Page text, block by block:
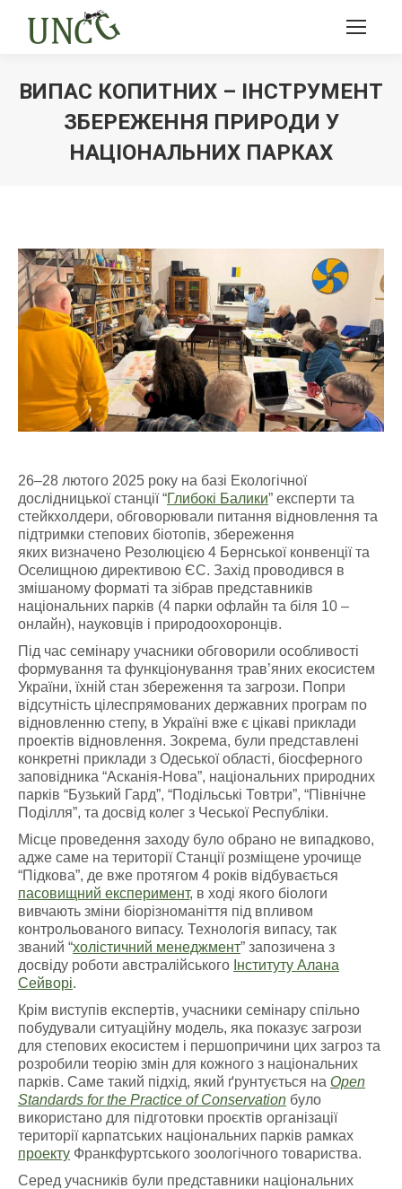
ВИПАС КОПИТНИХ – ІНСТРУМЕНТ
ЗБЕРЕЖЕННЯ ПРИРОДИ У
НАЦІОНАЛЬНИХ ПАРКАХ
26–28 лютого 2025 року на базі Екологічної
дослідницької станції “Глибокі Балики” експерти та
стейкхолдери, обговорювали питання відновлення та
підтримки степових біотопів, збереження
яких визначено Резолюцією 4 Бернської конвенції та
Оселищною директивою ЄС. Захід проводився в
змішаному форматі та зібрав представників
національних парків (4 парки офлайн та біля 10 –
онлайн), науковців і природоохоронців.
Під час семінару учасники обговорили особливості
формування та функціонування трав’яних екосистем
України, їхній стан збереження та загрози. Попри
відсутність цілеспрямованих державних програм по
відновленню степу, в Україні вже є цікаві приклади
проектів відновлення. Зокрема, були представлені
конкретні приклади з Одеської області, біосферного
заповідника “Асканія-Нова”, національних природних
парків “Бузький Гард”, “Подільські Товтри”, “Північне
Поділля”, та досвід колег з Чеської Республіки.
Місце проведення заходу було обрано не випадково,
адже саме на території Станції розміщене урочище
“Підкова”, де вже протягом 4 років відбувається
пасовищний експеримент, в ході якого біологи
вивчають зміни біорізноманіття під впливом
контрольованого випасу. Технологія випасу, так
званий “холістичний менеджмент” запозичена з
досвіду роботи австралійського Інституту Алана
Сейворі.
Крім виступів експертів, учасники семінару спільно
побудували ситуаційну модель, яка показує загрози
для степових екосистем і першопричини цих загроз та
розробили теорію змін для кожного з національних
парків. Саме такий підхід, який ґрунтується на Open
Standards for the Practice of Conservation було
використано для підготовки проєктів організації
території карпатських національних парків рамках
проекту Франкфуртського зоологічного товариства.
Серед учасників були представники національних